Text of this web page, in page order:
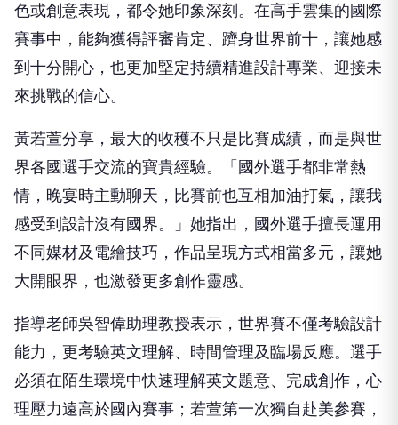
色或創意表現，都令她印象深刻。在高手雲集的國際
賽事中，能夠獲得評審肯定、躋身世界前十，讓她感
到十分開心，也更加堅定持續精進設計專業、迎接未
來挑戰的信心。
黃若萱分享，最大的收穫不只是比賽成績，而是與世
界各國選手交流的寶貴經驗。「國外選手都非常熱
情，晚宴時主動聊天，比賽前也互相加油打氣，讓我
感受到設計沒有國界。」她指出，國外選手擅長運用
不同媒材及電繪技巧，作品呈現方式相當多元，讓她
大開眼界，也激發更多創作靈感。
指導老師吳智偉助理教授表示，世界賽不僅考驗設計
能力，更考驗英文理解、時間管理及臨場反應。選手
必須在陌生環境中快速理解英文題意、完成創作，心
理壓力遠高於國內賽事；若萱第一次獨自赴美參賽，